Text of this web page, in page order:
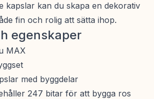
kapslar kan du skapa en dekorativ
fin och rolig att sätta ihop.
egenskaper
MAX
med byggdelar
247 bitar för att bygga ros